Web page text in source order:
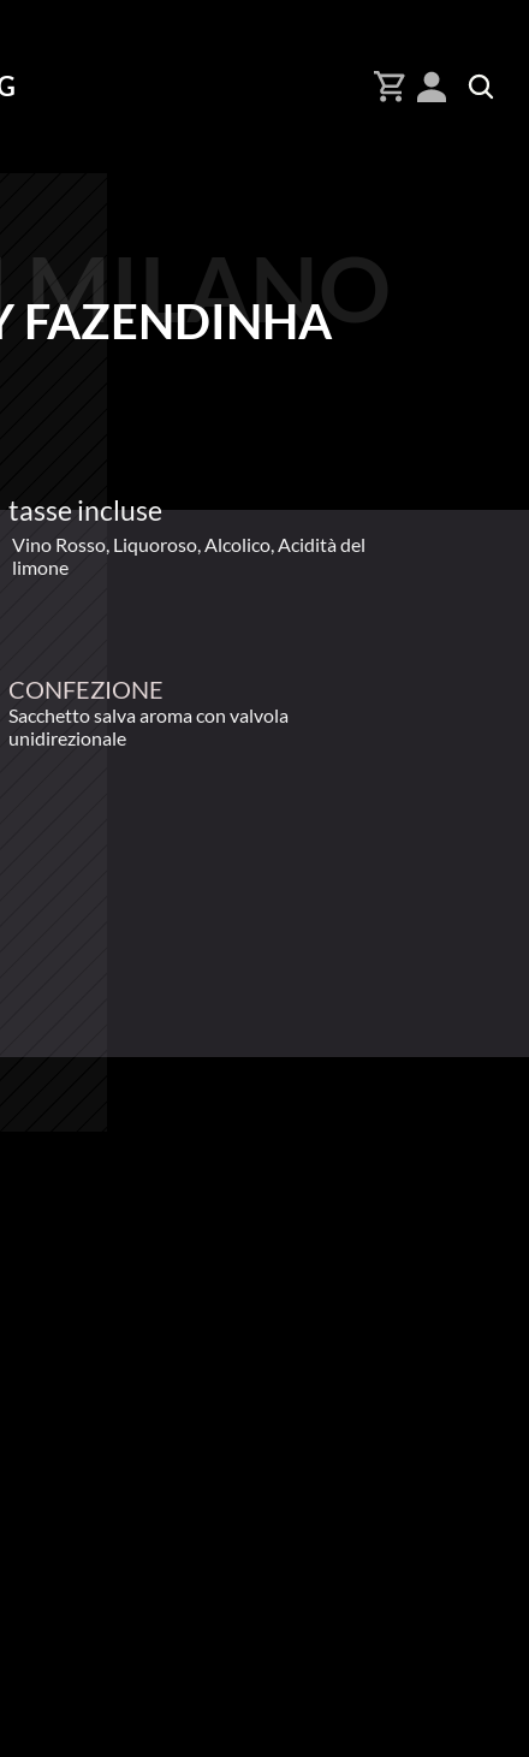
MILANO
FAZENDINHA
tasse incluse
Vino Rosso, Liquoroso, Alcolico, Acidità del
limone
CONFEZIONE
Sacchetto salva aroma con valvola
unidirezionale